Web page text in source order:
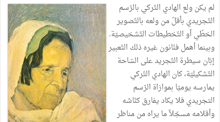
لم يكن ولع الهادي التّركي بالرّسم
التّجريدي بأقلّ من ولعه بالتّصوير
الخطّي أو التّخطيطات التّشخيصيّة.
وبينما أهمل فنّانون غيره ذلك التّعبير
إبّان سيطرة التّجريد على السّاحة
التّشكيليّة، كان الهادي التّركي
يمارسه يوميّا بموازاة الرّسم
التجريدي فلا يكاد يفارق كنّاشه
وأقلامه مسجّلاً ما يراه من مناظر